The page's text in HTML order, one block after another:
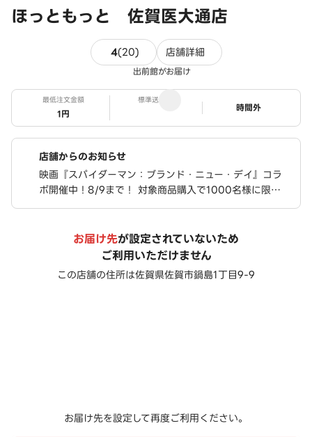
ほっともっと 佐賀医大通店
4(20)20件のレビュー
店舗詳細
出前館がお届け
最低注文金額
1円
標準送料
ステータス
時間外
店舗からのお知らせ
映画『スパイダーマン：ブランド・ニュー・デイ』コラ
ボ開催中！8/9まで！ 対象商品購入で1000名様に限定
ステッカーが当たる！ さらに、豪華限定グッズが合計76
お届け先が設定されていないため
ご利用いただけません
この店舗の住所は佐賀県佐賀市鍋島1丁目9-9
お届け先を設定して再度ご利用ください。